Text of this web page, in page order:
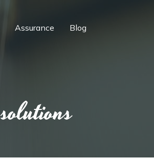
Assurance Blog